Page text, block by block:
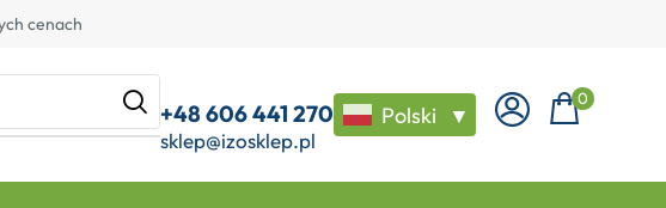
cenach
+48 606 441 270
sklep@izosklep.pl
Polski ▼
0